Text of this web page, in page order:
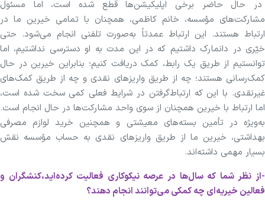
در حال حاضر برخی اپلیکیشن‌ها قطع شده است، اما مسئول
مشارکت‌های مؤسسه، خانم کاظمی، همچنان با تمامی خیرین ما در
ارتباط هستند. این ارتباط عمدتاً به‌صورت تلفنی انجام می‌شود. حتی
خیّری در دانمارک داشتیم که در این مدت به او دسترسی نداشتیم، اما
توانستیم از طریق یک رابط، کمک دریافت کنیم؛ بنابراین خیرین در حال
کمک‌رسانی هستند؛ چه از طریق واریز‌های نقدی و چه از طریق کمک‌های
غیرنقدی. با این که ارتباط‌گرفتن در شرایط فعلی کمی سخت شده است،
اما ارتباط با خیرین همچنان از سوی واحد مشارکت‌ها در حال انجام است.
به‌ویژه در تأمین بسته‌های معیشتی و همچنین خرید لوازم مصرفی
بهداشتی، خیرین ما از طریق واریز‌های نقدی به حساب مؤسسه نقش
بسیار مهمی داشته‌اند.
-از نظر شما که سال‌ها در عرصه نیکوکاری فعالیت کرده‌اید،کنشگران و
فعالین خیریه‌ای چه کمکی می‌توانند انجام دهند؟